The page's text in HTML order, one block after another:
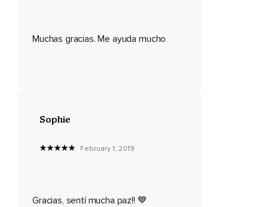
Muchas gracias. Me ayuda mucho
Sophie
February 1, 2019
Gracias, sentí mucha paz!! 💙